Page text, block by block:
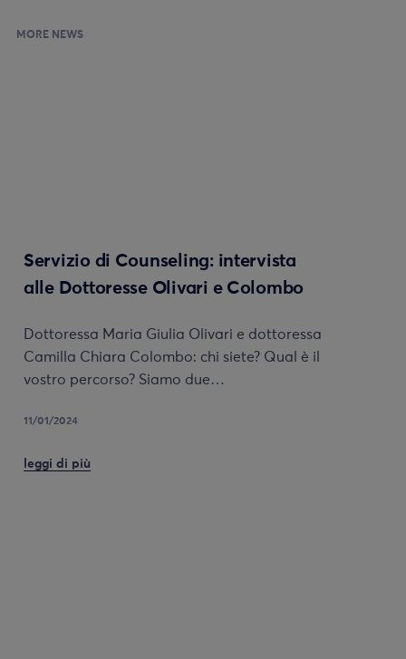
MORE NEWS
Servizio di Counseling: intervista
alle Dottoresse Olivari e Colombo
Dottoressa Maria Giulia Olivari e dottoressa
Camilla Chiara Colombo: chi siete? Qual è il
vostro percorso? Siamo due…
11/01/2024
leggi di più